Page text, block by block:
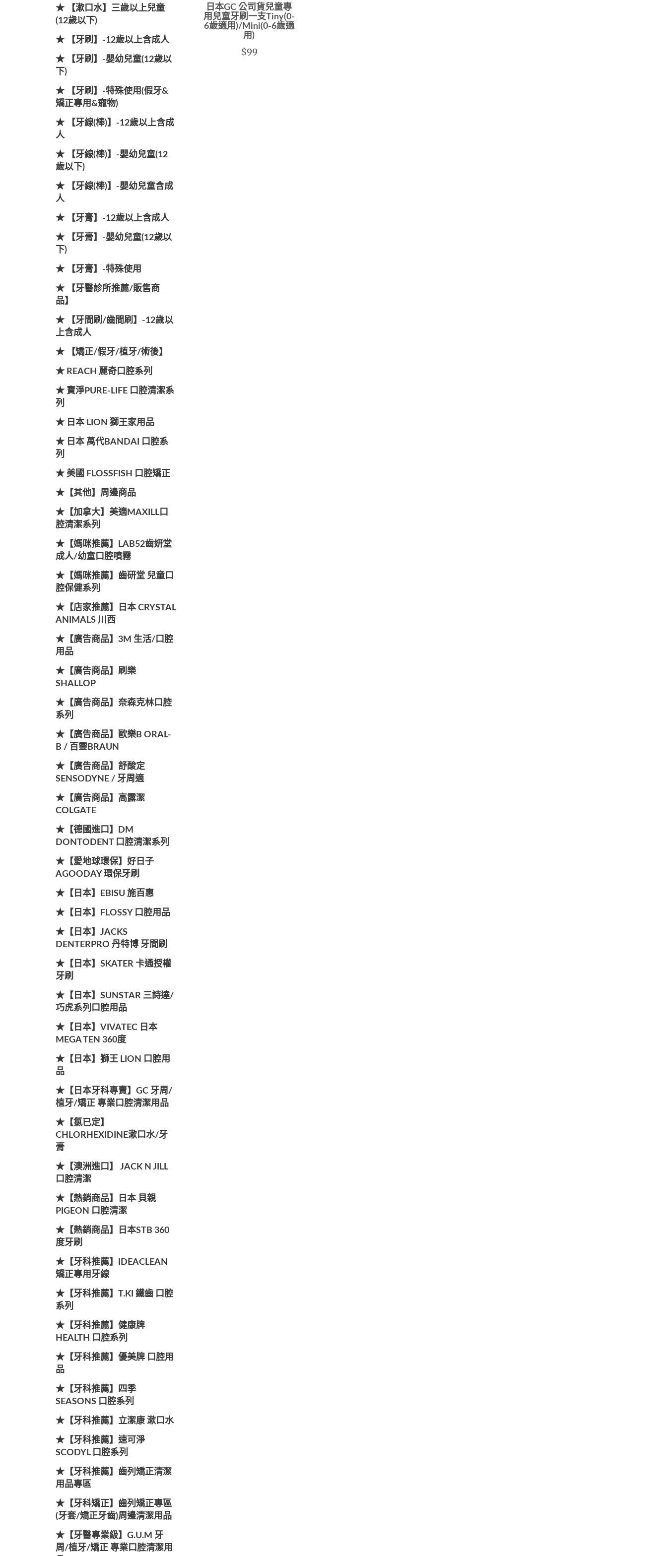
★ 【漱口水】三歲以上兒童
(12歲以下)
★ 【牙刷】-12歲以上含成人
★ 【牙刷】-嬰幼兒童(12歲以
下)
★ 【牙刷】-特殊使用(假牙&
矯正專用&寵物)
★ 【牙線(棒)】-12歲以上含成
人
★ 【牙線(棒)】-嬰幼兒童(12
歲以下)
★ 【牙線(棒)】-嬰幼兒童含成
人
★ 【牙膏】-12歲以上含成人
★ 【牙膏】-嬰幼兒童(12歲以
下)
★ 【牙膏】-特殊使用
★ 【牙醫診所推薦/販售商
品】
★ 【牙間刷/齒間刷】-12歲以
上含成人
★ 【矯正/假牙/植牙/術後】
★ REACH 麗奇口腔系列
★ 寶淨PURE-LIFE 口腔清潔系
列
★ 日本 LION 獅王家用品
★ 日本 萬代BANDAI 口腔系
列
★ 美國 FLOSSFISH 口腔矯正
★【其他】周邊商品
★【加拿大】美適MAXILL口
腔清潔系列
★【媽咪推薦】LAB52齒妍堂
成人/幼童口腔噴霧
★【媽咪推薦】齒研堂 兒童口
腔保健系列
★【店家推薦】日本 CRYSTAL
ANIMALS 川西
★【廣告商品】3M 生活/口腔
用品
★【廣告商品】刷樂
SHALLOP
★【廣告商品】奈森克林口腔
系列
★【廣告商品】歐樂B ORAL-
B / 百靈BRAUN
★【廣告商品】舒酸定
SENSODYNE / 牙周適
★【廣告商品】高露潔
COLGATE
★【德國進口】DM
DONTODENT 口腔清潔系列
★【愛地球環保】好日子
AGOODAY 環保牙刷
★【日本】EBISU 施百惠
★【日本】FLOSSY 口腔用品
★【日本】JACKS
DENTERPRO 丹特博 牙間刷
★【日本】SKATER 卡通授權
牙刷
★【日本】SUNSTAR 三詩達/
巧虎系列口腔用品
★【日本】VIVATEC 日本
MEGA TEN 360度
★【日本】獅王 LION 口腔用
品
★【日本牙科專賣】GC 牙周/
植牙/矯正 專業口腔清潔用品
★【氯已定】
CHLORHEXIDINE漱口水/牙
膏
★【澳洲進口】 JACK N JILL
口腔清潔
★【熱銷商品】日本 貝親
PIGEON 口腔清潔
★【熱銷商品】日本STB 360
度牙刷
★【牙科推薦】IDEACLEAN
矯正專用牙線
★【牙科推薦】T.KI 鐵齒 口腔
系列
★【牙科推薦】健康牌
HEALTH 口腔系列
★【牙科推薦】優美牌 口腔用
品
★【牙科推薦】四季
SEASONS 口腔系列
★【牙科推薦】立潔康 漱口水
★【牙科推薦】速可淨
SCODYL 口腔系列
★【牙科推薦】齒列矯正清潔
用品專區
★【牙科矯正】齒列矯正專區
(牙套/矯正牙齒)周邊清潔用品
★【牙醫專業級】G.U.M 牙
周/植牙/矯正 專業口腔清潔用
日本GC 公司貨兒童專
用兒童牙刷一支Tiny(0-
6歲適用)/Mini(0-6歲適
用)
$99